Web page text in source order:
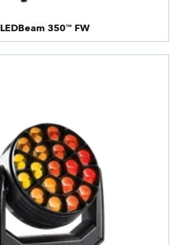
LEDBeam 350™ FW